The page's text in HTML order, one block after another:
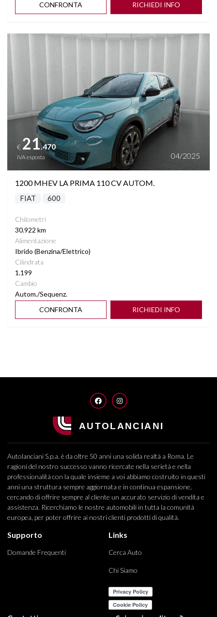
CONFRONTA
RICHIEDI INFO
Vedi dettagli
€ 21.470
IVA esposta 04/2025
1200 MHEV LA PRIMA 110 CV AUTOM.
FIAT 600
Chilometri
30.922 km
Alimentazione
Ibrido (Benzina/Elettrico)
Cilindrata
1.199
Cambio
Autom./Sequenz.
CONFRONTA
RICHIEDI INFO
FACEBOOKINSTAGRAM
Autolanciani S.p.a. è da oltre 50 anni una solida realtà a Roma. Le
ragioni del nostro successo vanno ricercate nella serietà e nella
professionalità con la quale insieme a voi abbiamo costruito in questi
anni una struttura sempre aggiornata e in continua espansione,
cercando di offrire sempre al cliente un accurato servizio di vendita e
assistenza. Ricerchiamo le nostre automobili in tutta la comunità
europea, per poter offrire ai nostri clienti prodotti di qualità.
Supporto
Domande Frequenti
Links
Cerca Auto
Chi Siamo